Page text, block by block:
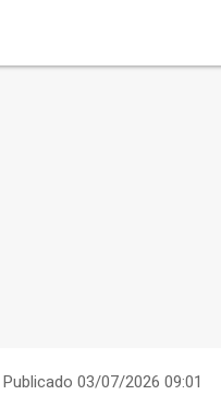
Publicado 03/07/2026 09:01